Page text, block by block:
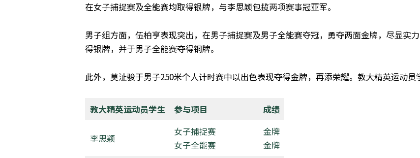
在女子捕捉赛及全能赛均取得银牌，与李思颖包揽两项赛事冠亚军。
男子组方面，伍柏亨表现突出，在男子捕捉赛及男子全能赛夺冠，勇夺两面金牌，尽显实
得银牌，并于男子全能赛夺得铜牌。
此外，莫沚骏于男子250米个人计时赛中以出色表现夺得金牌，再添荣耀。 教大精英运动员
教大精英运动员学生 参与项目 成绩
李思颖
女子捕捉赛
女子全能赛
金牌
金牌